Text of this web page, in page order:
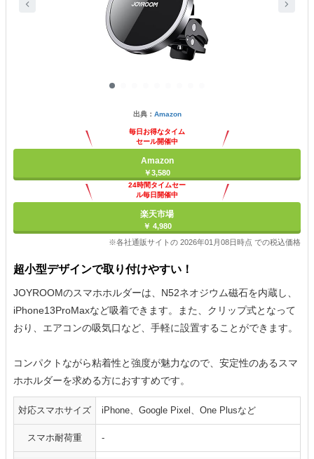
出典： Amazon
毎日お得なタイム
セール開催中
Amazon
￥3,580
24時間タイムセー
ル毎日開催中
楽天市場
￥ 4,980
※各社通販サイトの 2026年01月08日時点 での税込価格
超小型デザインで取り付けやすい！
JOYROOMのスマホホルダーは、N52ネオジウム磁石を内蔵し、
iPhone13ProMaxなど吸着できます。また、クリップ式となって
おり、エアコンの吸気口など、手軽に設置することができます。
コンパクトながら粘着性と強度が魅力なので、安定性のあるスマ
ホホルダーを求める方におすすめです。
対応スマホサイズ iPhone、Google Pixel、One Plusなど
スマホ耐荷重 -